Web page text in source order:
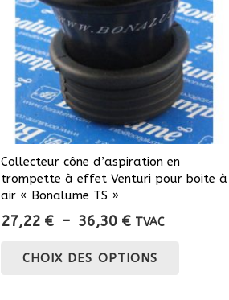
Collecteur cône d’aspiration en
trompette à effet Venturi pour boite à
air « Bonalume TS »
27,22 € – 36,30 €Plage
prix :
TVAC
CHOIX DES OPTIONS